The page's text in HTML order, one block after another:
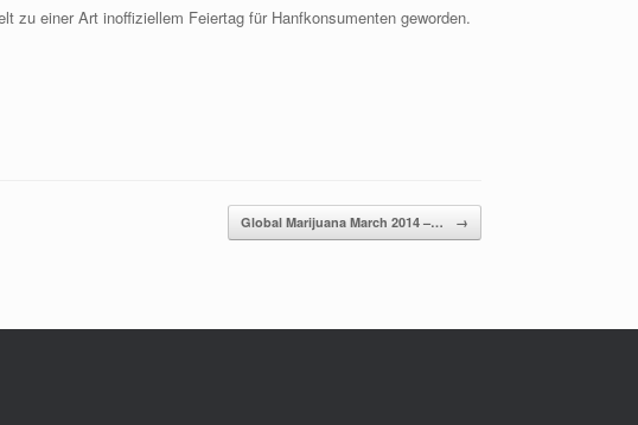
zu einer Art inoffiziellem Feiertag für Hanfkonsumenten geworden.
Global Marijuana March 2014 –… →